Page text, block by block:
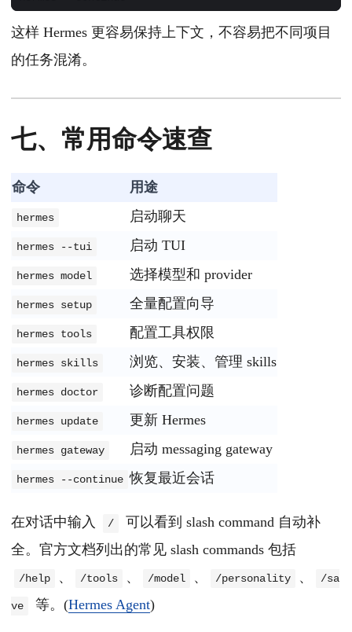
这样 Hermes 更容易保持上下文，不容易把不同项目
的任务混淆。
七、常用命令速查
命令 用途
hermes 启动聊天
hermes --tui 启动 TUI
hermes model 选择模型和 provider
hermes setup 全量配置向导
hermes tools 配置工具权限
hermes skills 浏览、安装、管理 skills
hermes doctor 诊断配置问题
hermes update 更新 Hermes
hermes gateway 启动 messaging gateway
hermes --continue 恢复最近会话
在对话中输入 /
可以看到 slash command 自动补
全。官方文档列出的常见 slash commands 包括
/help 、 /tools 、 /model 、 /personality 、 /sa
ve 等。(Hermes Agent)